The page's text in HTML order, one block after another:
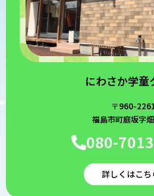
にわさか学童
〒960-
福島市町庭坂字
080-
詳しくはこち